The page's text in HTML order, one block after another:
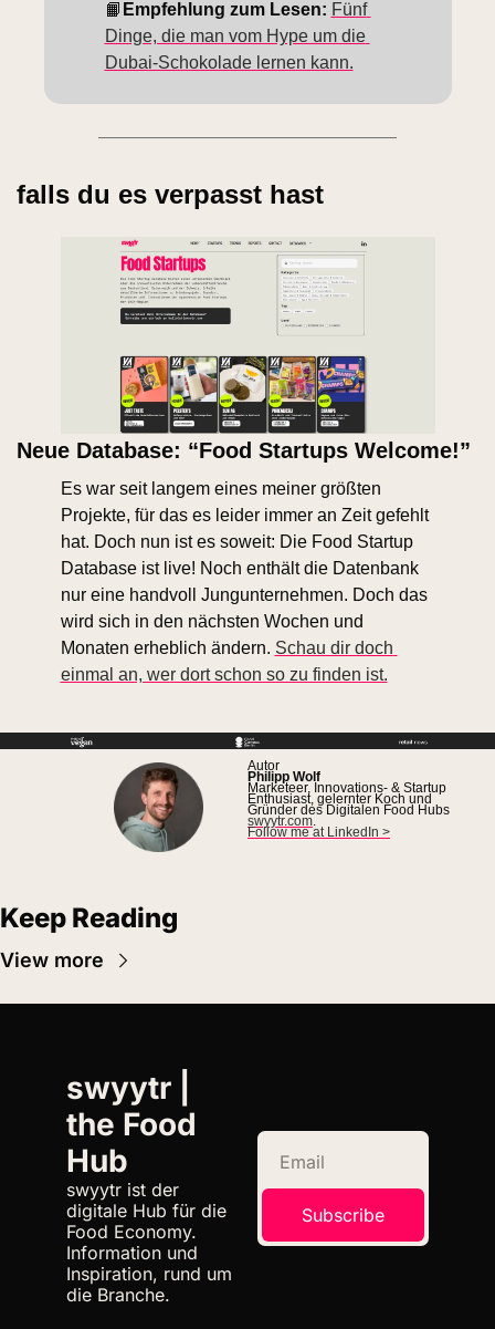
📙 Empfehlung zum Lesen: Fünf
Dinge, die man vom Hype um die
Dubai-Schokolade lernen kann.
falls du es verpasst hast
Neue Database: “Food Startups Welcome!”
Es war seit langem eines meiner größten
Projekte, für das es leider immer an Zeit gefehlt
hat. Doch nun ist es soweit: Die Food Startup
Database ist live! Noch enthält die Datenbank
nur eine handvoll Jungunternehmen. Doch das
wird sich in den nächsten Wochen und
Monaten erheblich ändern. Schau dir doch
einmal an, wer dort schon so zu finden ist.
Autor
Philipp Wolf
Marketeer, Innovations- & Startup
Enthusiast, gelernter Koch und
swyytr.com.
Follow me at LinkedIn >
Keep Reading
View more
swyytr |
the Food
Hub
swyytr ist der
digitale Hub für die
Food Economy.
Information und
Inspiration, rund um
die Branche.
Subscribe